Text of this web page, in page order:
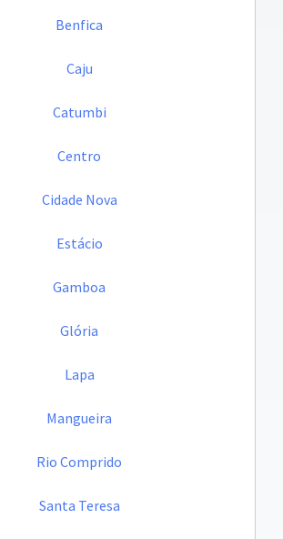
Benfica
Caju
Catumbi
Centro
Cidade Nova
Estácio
Gamboa
Glória
Lapa
Mangueira
Rio Comprido
Santa Teresa